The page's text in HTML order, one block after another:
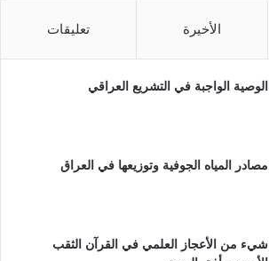
الأخيرة تعليقات
الوصية الواجبة في التشريع العراقي
مصادر المياه الجوفية وتوزيعها في العراق
شيء من الأعجاز العلمي في القرآن الثقب